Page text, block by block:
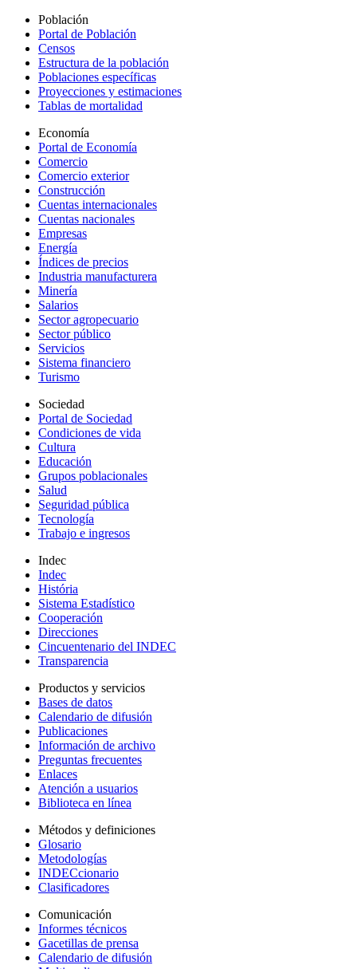
Población
Portal de Población
Censos
Estructura de la población
Poblaciones específicas
Proyecciones y estimaciones
Tablas de mortalidad
Economía
Portal de Economía
Comercio
Comercio exterior
Construcción
Cuentas internacionales
Cuentas nacionales
Empresas
Energía
Índices de precios
Industria manufacturera
Minería
Salarios
Sector agropecuario
Sector público
Servicios
Sistema financiero
Turismo
Sociedad
Portal de Sociedad
Condiciones de vida
Cultura
Educación
Grupos poblacionales
Salud
Seguridad pública
Tecnología
Trabajo e ingresos
Indec
Indec
História
Sistema Estadístico
Cooperación
Direcciones
Cincuentenario del INDEC
Transparencia
Productos y servicios
Bases de datos
Calendario de difusión
Publicaciones
Información de archivo
Preguntas frecuentes
Enlaces
Atención a usuarios
Biblioteca en línea
Métodos y definiciones
Glosario
Metodologías
INDECcionario
Clasificadores
Comunicación
Informes técnicos
Gacetillas de prensa
Calendario de difusión